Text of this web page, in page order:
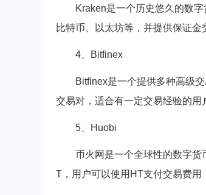
Kraken是一个历史悠久的数
比特币、以太坊等，并提供保证金
4、Bitfinex
Bitfinex是一个提供多种高级
交易对，适合有一定交易经验的用
5、Huobi
币火网是一个全球性的数字货
T，用户可以使用HT支付交易费用